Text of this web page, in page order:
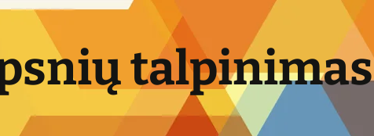
talpinimas